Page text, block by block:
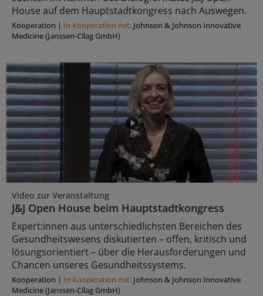
House auf dem Hauptstadtkongress nach Auswegen.
Kooperation | In Kooperation mit: Johnson & Johnson Innovative
Medicine (Janssen-Cilag GmbH)
Video zur Veranstaltung
J&J Open House beim Hauptstadtkongress
Expert:innen aus unterschiedlichsten Bereichen des
Gesundheitswesens diskutierten – offen, kritisch und
lösungsorientiert – über die Herausforderungen und
Chancen unseres Gesundheitssystems.
Kooperation | In Kooperation mit: Johnson & Johnson Innovative
Medicine (Janssen-Cilag GmbH)